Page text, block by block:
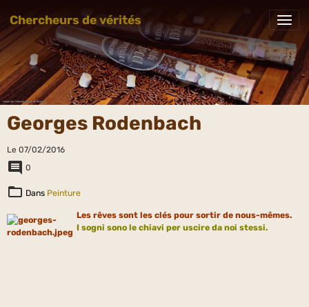
Chercheurs de vérités
Georges Rodenbach
Le 07/02/2016
0
Dans Peinture
Les rêves sont les clés pour sortir de nous-mêmes.
I sogni sono le chiavi per uscire da noi stessi.